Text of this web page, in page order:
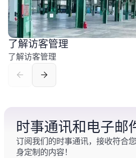
了解访客管理
了解访客管理
时事通讯和电子邮
订阅我们的时事通讯，接收符合
身定制的内容！